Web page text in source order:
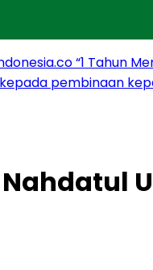
“1 Tahun
pembinaan